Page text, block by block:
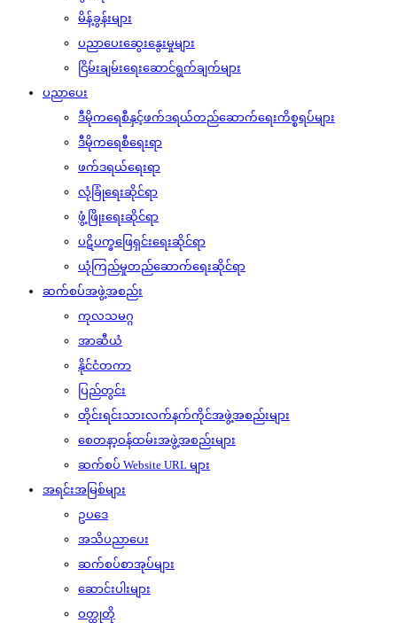
မိန့်ခွန်းများ
ပညာပေးဆွေးနွေးမှုများ
ငြိမ်းချမ်းရေးဆောင်ရွက်ချက်များ
ပညာပေး
ဒီမိုကရေစီနှင့်ဖက်ဒရယ်တည်ဆောက်‌ရေးကိစ္စရပ်များ
ဒီမိုကရေစီရေးရာ
ဖက်ဒရယ်ရေးရာ
လုံခြုံရေးဆိုင်ရာ
ဖွံ့ဖြိုးရေးဆိုင်ရာ
ပဋိပက္ခဖြေရှင်းရေးဆိုင်ရာ
ယုံကြည်မှုတည်ဆောက်ရေးဆိုင်ရာ
ဆက်စပ်အဖွဲ့အစည်း
ကုလသမဂ္ဂ
အာဆီယံ
နိုင်ငံတကာ
ပြည်တွင်း
တိုင်းရင်းသားလက်နက်ကိုင်အဖွဲ့အစည်းများ
စေတနာ့ဝန်ထမ်းအဖွဲ့အစည်းများ
ဆက်စပ် Website URL များ
အရင်းအမြစ်များ
ဥပဒေ
အသိပညာပေး
ဆက်စပ်စာအုပ်များ
ဆောင်းပါးများ
ဝတ္ထုတို